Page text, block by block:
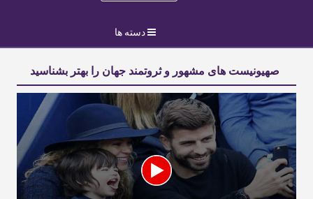
دسته ها
صهیونیست‌ های مشهور و ثروتمند جهان را بهتر بشناسید